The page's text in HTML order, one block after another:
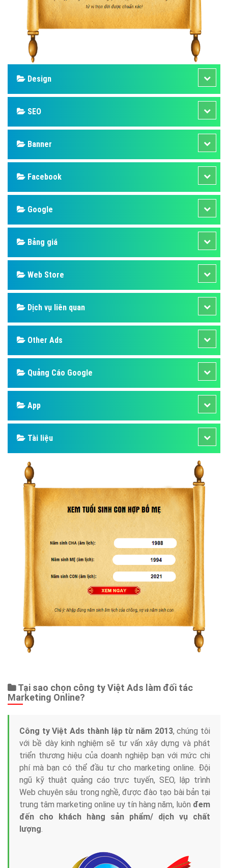
Design
SEO
Banner
Facebook
Google
Bảng giá
Web Store
Dịch vụ liên quan
Other Ads
Quảng Cáo Google
App
Tài liệu
Tại sao chọn công ty Việt Ads làm đối tác
Marketing Online?
Công ty Việt Ads thành lập từ năm 2013, chúng tôi
với bề dày kinh nghiệm sẽ tư vấn xây dựng và phát
triển thương hiệu của doanh nghiệp bạn với mức chi
phí mà bạn có thể đầu tư cho marketing online. Đội
ngũ kỹ thuật quảng cáo trực tuyến, SEO, lập trình
Web chuyên sâu trong nghề, được đào tạo bài bản tại
trung tâm marketing online uy tín hàng năm, luôn đem
đến cho khách hàng sản phẩm/ dịch vụ chất
lượng.